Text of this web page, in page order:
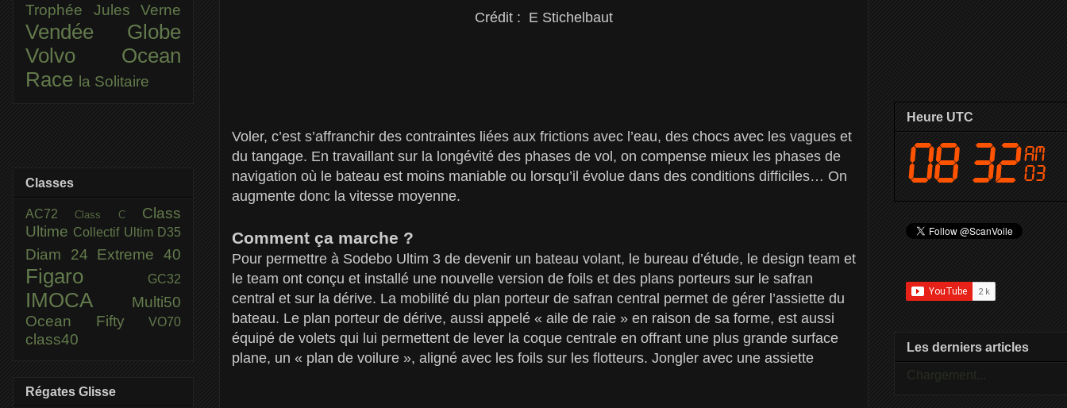
Crédit : E Stichelbaut
Voler, c’est s’affranchir des contraintes liées aux frictions avec l’eau, des chocs avec les vagues et
du tangage. En travaillant sur la longévité des phases de vol, on compense mieux les phases de
navigation où le bateau est moins maniable ou lorsqu’il évolue dans des conditions difficiles… On
augmente donc la vitesse moyenne.
Comment ça marche ?
Pour permettre à Sodebo Ultim 3 de devenir un bateau volant, le bureau d’étude, le design team et
le team ont conçu et installé une nouvelle version de foils et des plans porteurs sur le safran
central et sur la dérive. La mobilité du plan porteur de safran central permet de gérer l’assiette du
bateau. Le plan porteur de dérive, aussi appelé « aile de raie » en raison de sa forme, est aussi
équipé de volets qui lui permettent de lever la coque centrale en offrant une plus grande surface
plane, un « plan de voilure », aligné avec les foils sur les flotteurs. Jongler avec une assiette
Trophée Jules Verne
Vendée Globe
Volvo Ocean
Race la Solitaire
Classes
AC72Class C Class
Ultime Collectif Ultim D35
Diam 24 Extreme 40
Figaro GC32
IMOCA
Multi50
Ocean Fifty
VO70
class40
Régates Glisse
Heure UTC
Les derniers articles
Chargement...